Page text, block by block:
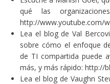
qué las
http://www.youtube.com/
Lea el blog de Val
sobre cómo el enfoque
de TI compartida puede
más, y más rápido: http://
Lea el blog de Vaughn